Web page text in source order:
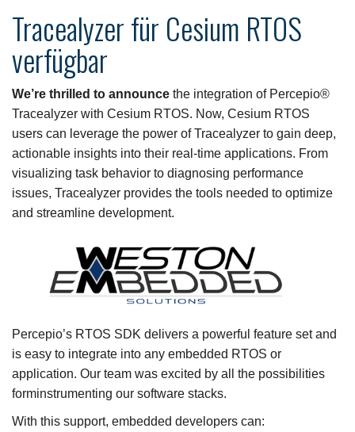
Tracealyzer für Cesium RTOS
verfügbar
We’re thrilled to announce the integration of Percepio®
Tracealyzer with Cesium RTOS. Now, Cesium RTOS
users can leverage the power of Tracealyzer to gain deep,
actionable insights into their real-time applications. From
visualizing task behavior to diagnosing performance
issues, Tracealyzer provides the tools needed to optimize
and streamline development.
Percepio’s RTOS SDK delivers a powerful feature set and
is easy to integrate into any embedded RTOS or
application. Our team was excited by all the possibilities
forminstrumenting our software stacks.
With this support, embedded developers can: